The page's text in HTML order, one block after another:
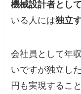
機械設計者とし
いる人には独立
会社員として年
いですが独立し
円も実現するこ